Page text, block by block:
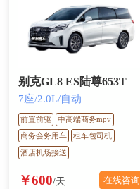
别克GL8 ES陆尊653T
7座/2.0L/自动
前置前驱
中高端商务mpv
商务会务用车
租车包司机
酒店机场接送
￥600/天 在线咨询